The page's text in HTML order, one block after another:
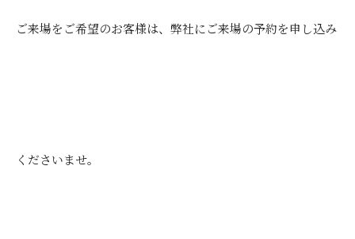
ご来場をご希望のお客様は、弊社にご来場の予約を申し込み
くださいませ。